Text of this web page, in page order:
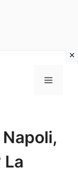
Menu